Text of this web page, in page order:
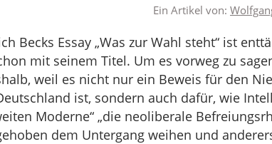
Ein Artikel von:
Becks Essay „Was zur Wahl steht“ ist
mit seinem Titel. Um es vorweg zu
weil es nicht nur ein Beweis für den
ist, sondern auch dafür, wie
Moderne“ „die neoliberale
dem Untergang weihen und